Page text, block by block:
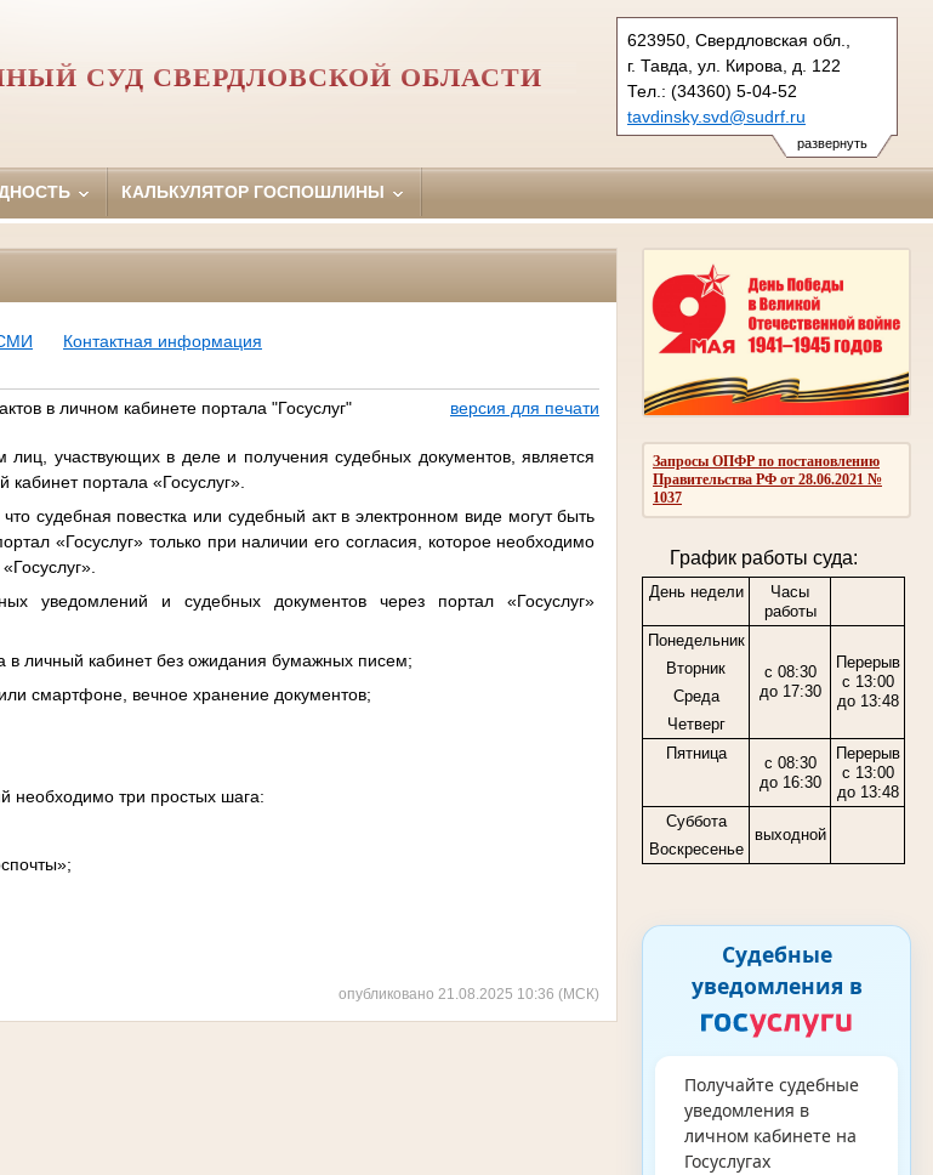
развернуть
623950, Свердловская обл.,
г. Тавда, ул. Кирова, д. 122
Тел.: (34360) 5-04-52
tavdinsky.svd@sudrf.ru
СУД СВЕРДЛОВСКОЙ ОБЛАСТИ
КАЛЬКУЛЯТОР ГОСПОШЛИНЫ
Запросы ОПФР по постановлению
Правительства РФ от 28.06.2021 №
1037
График работы суда:
День недели
Часы
работы
Понедельник
Вторник
Среда
Четверг
с 08:30
до 17:30
Перерыв
с 13:00
до 13:48
Пятница
с 08:30
до 16:30
Перерыв
с 13:00
до 13:48
Суббота
Воскресенье
выходной
Судебные
уведомления в
Получайте судебные
уведомления в
личном кабинете на
Госуслугах
Контактная информация
в личном кабинете портала "Госуслуг"
версия для печати
участвующих в деле и получения судебных документов, является
портала «Госуслуг».
судебная повестка или судебный акт в электронном виде могут быть
«Госуслуг» только при наличии его согласия, которое необходимо
уведомлений и судебных документов через портал «Госуслуг»
в личный кабинет без ожидания бумажных писем;
смартфоне, вечное хранение документов;
необходимо три простых шага:
опубликовано 21.08.2025 10:36 (МСК)